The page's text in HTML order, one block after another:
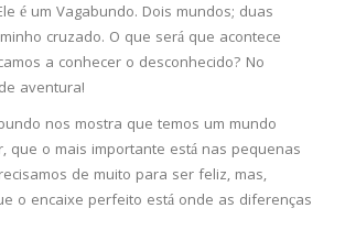
é um Vagabundo. Dois mundos; duas
cruzado. O que será que acontece
a conhecer o desconhecido? No
aventura!
nos mostra que temos um mundo
que o mais importante está nas pequenas
de muito para ser feliz, mas,
o encaixe perfeito está onde as diferenças